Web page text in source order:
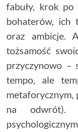
fabuły, krok po
bohaterów, ich
oraz ambicje.
tożsamość
przyczynowo –
tempo, ale
metaforycznym,
na odwrót).